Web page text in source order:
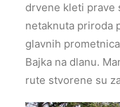
drvene kleti prave
netaknuta priroda
glavnih
Bajka na dlanu.
rute stvorene su